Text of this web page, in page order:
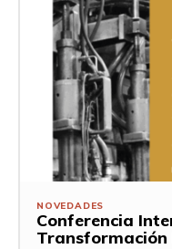
NOVEDADES
Conferencia
Transformación